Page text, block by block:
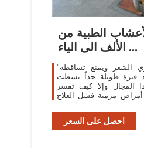
الطبية من
الألف الى الياء ...
"زيت الآس وعصارته يقوي الشعر ويمنع تساقطه
فترة طويلة جداً نشطت
المجال وإلا كيف تفسر
مزمنة فشل العلاج
احصل على السعر